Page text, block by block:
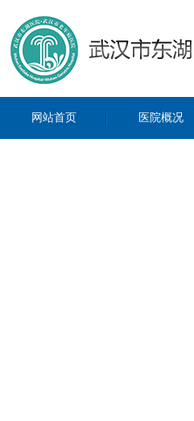
网站首页 医院概况